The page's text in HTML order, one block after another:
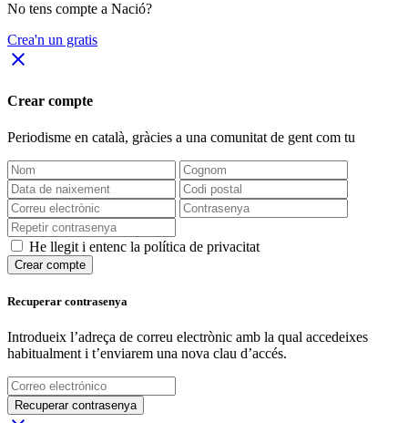
No tens compte a Nació?
Crea'n un gratis
close
Crear compte
Periodisme en català, gràcies a una comunitat de gent com tu
He llegit i entenc la política de privacitat
Crear compte
Recuperar contrasenya
Introdueix l’adreça de correu electrònic amb la qual accedeixes
habitualment i t’enviarem una nova clau d’accés.
Recuperar contrasenya